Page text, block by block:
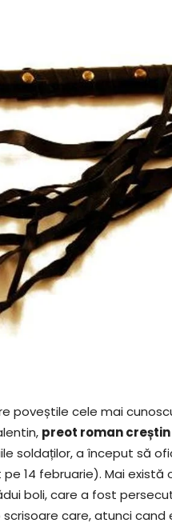
poveștile cele mai
preot roman creștin
soldaților, a început să
14 februarie). Mai există
boli, care a fost
care, atunci